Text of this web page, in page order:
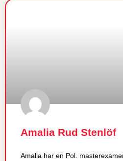
Amalia Rud Stenlöf
Amalia har en Pol.